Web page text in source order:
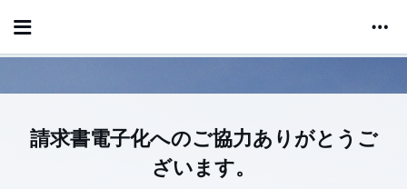
請求書電子化へのご協力ありがとうご
ざいます。